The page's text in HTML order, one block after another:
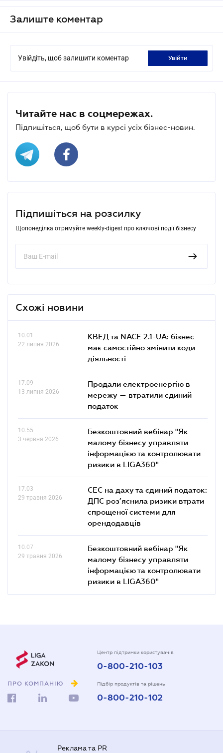
Залиште коментар
Увійдіть, щоб залишити коментар увійти
Читайте нас в соцмережах.
Підпишіться, щоб бути в курсі усіх бізнес-новин.
Підпишіться на розсилку
Щопонеділка отримуйте weekly-digest про ключові події бізнесу
Схожі новини
10.01
22 липня 2026
КВЕД та NACE 2.1-UA: бізнес
має самостійно змінити коди
діяльності
17.09
13 липня 2026
Продали електроенергію в
мережу — втратили єдиний
податок
10.55
3 червня 2026
Безкоштовний вебінар "Як
малому бізнесу управляти
інформацією та контролювати
ризики в LIGA360"
17.03
29 травня 2026
СЕС на даху та єдиний податок:
ДПС роз’яснила ризики втрати
спрощеної системи для
орендодавців
10.07
29 травня 2026
Безкоштовний вебінар "Як
малому бізнесу управляти
інформацією та контролювати
ризики в LIGA360"
ПРО КОМПАНІЮ
Центр підтримки користувачів
0-800-210-103
Підбір продуктів та рішень
0-800-210-102
Реклама та PR